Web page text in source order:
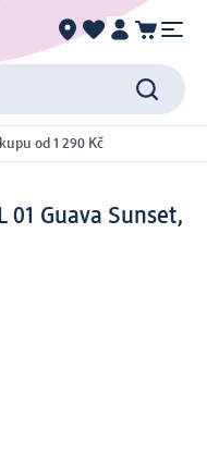
od 1 290 Kč
01 Guava Sunset,